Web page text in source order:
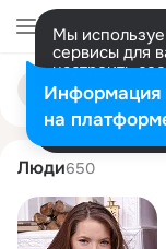
Мы
сервисы для
настроить
Разрешить
Поиск
людям
anastasiya
Люди650
Информация
на